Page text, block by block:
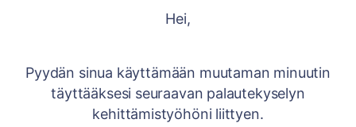
Hei,
Pyydän sinua käyttämään muutaman minuutin
täyttääksesi seuraavan palautekyselyn
kehittämistyöhöni liittyen.